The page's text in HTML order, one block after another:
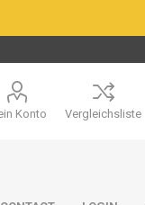
Konto Vergleichsliste